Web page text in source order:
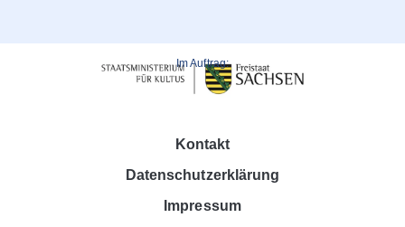
Im Auftrag:
Kontakt
Datenschutzerklärung
Impressum